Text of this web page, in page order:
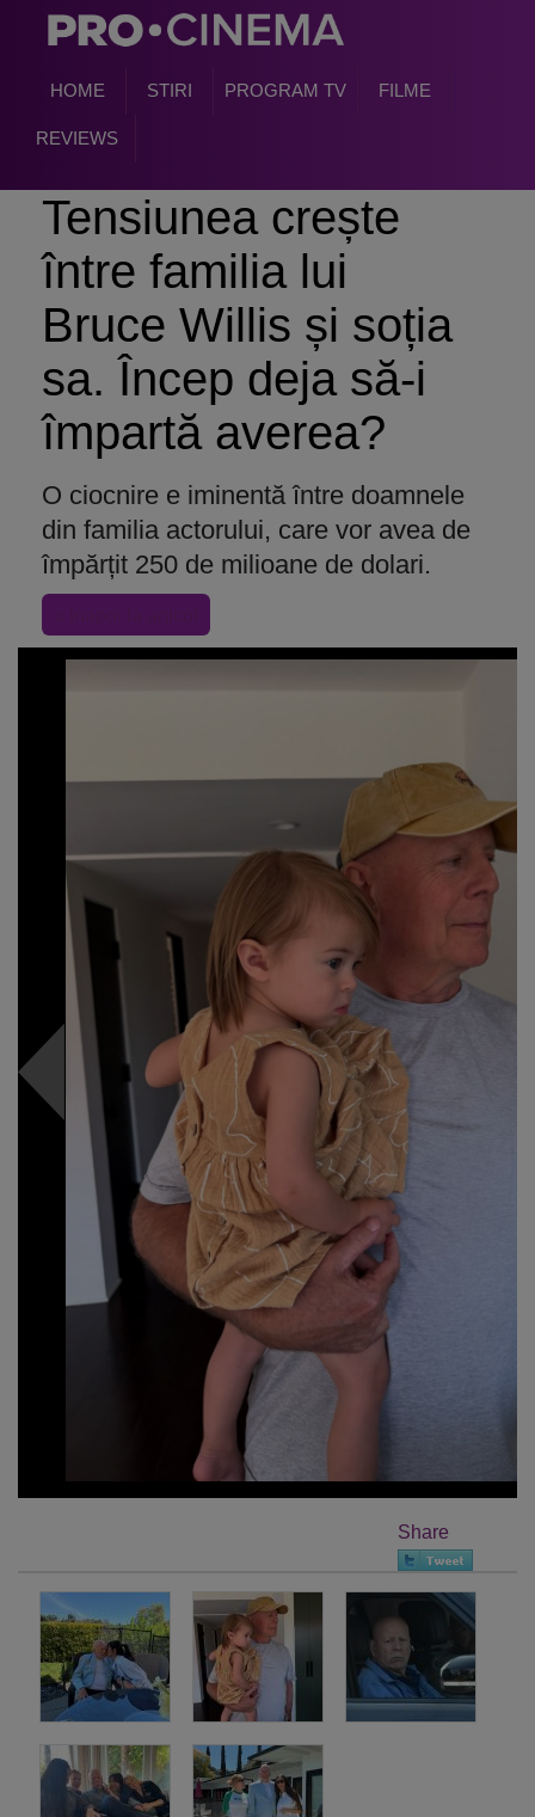
HOME STIRI PROGRAM TV FILME
REVIEWS
Tensiunea crește
între familia lui
Bruce Willis și soția
sa. Încep deja să-i
împartă averea?
O ciocnire e iminentă între doamnele
din familia actorului, care vor avea de
împărțit 250 de milioane de dolari.
Share